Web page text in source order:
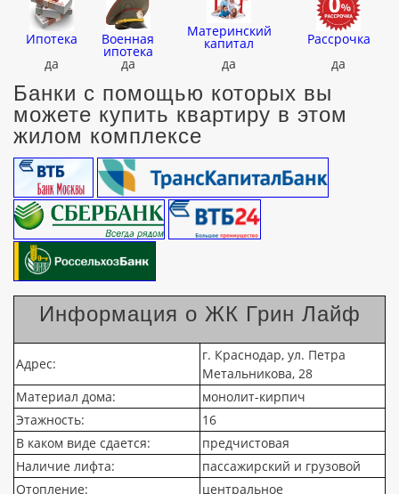
Ипотека Военная
ипотека
Материнский
капитал
Рассрочка
да
да да да
Банки с помощью которых вы
можете купить квартиру в этом
жилом комплексе
Информация о ЖК Грин Лайф
Адрес:
г. Краснодар, ул. Петра
Метальникова, 28
Материал дома:
монолит-кирпич
Этажность:
16
В каком виде сдается:
предчистовая
Наличие лифта:
пассажирский и грузовой
Отопление:
центральное